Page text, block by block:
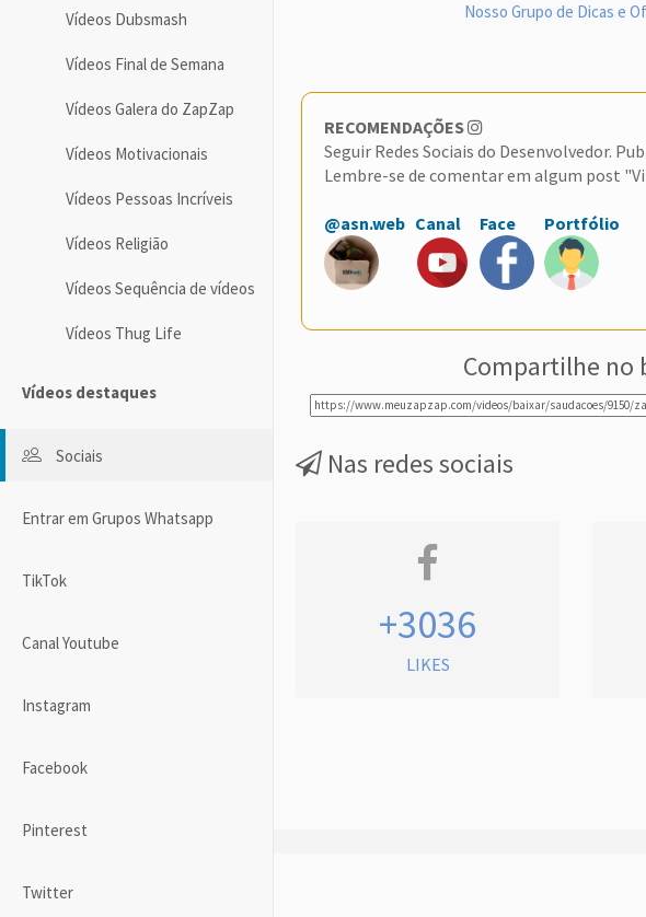
Vídeos Dubsmash
Vídeos Final de Semana
Vídeos Galera do ZapZap
Vídeos Motivacionais
Vídeos Pessoas Incríveis
Vídeos Religião
Vídeos Sequência de vídeos
Vídeos Thug Life
Vídeos destaques
Sociais
Entrar em Grupos Whatsapp
TikTok
Canal Youtube
Instagram
Facebook
Pinterest
Twitter
Nosso Grupo de Dicas e
RECOMENDAÇÕES
Seguir Redes Sociais do Desenvolvedor.
Lembre-se de comentar em algum post
@asn.web Canal Face Portfólio
Compartilhe no
Nas redes sociais
+3036
LIKES